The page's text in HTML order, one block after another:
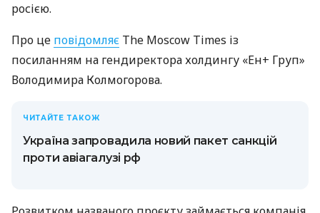
росією.
Про це повідомляє The Moscow Times із
посиланням на гендиректора холдингу «Ен+ Груп»
Володимира Колмогорова.
ЧИТАЙТЕ ТАКОЖ
Україна запровадила новий пакет санкцій
проти авіагалузі рф